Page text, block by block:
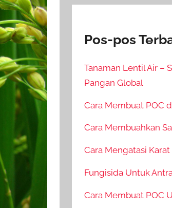
Pos-pos
Tanaman Lentil Air –
Pangan Global
Cara Membuat POC
Cara Membuahkan
Cara Mengatasi
Fungisida Untuk
Cara Membuat POC